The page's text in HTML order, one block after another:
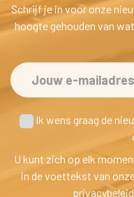
Schrijf je in voor onze
hoogte gehouden van
Ik wens graag de
U kunt zich op elk
in de voettekst van